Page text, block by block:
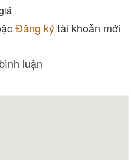
Đăng kýtài khoản mới
luận